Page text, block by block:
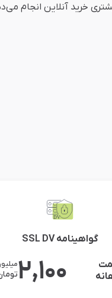
خرید آنلاین انجام
گواهینامه SSL DV
2,100